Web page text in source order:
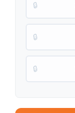
🔒
🔒
🔒